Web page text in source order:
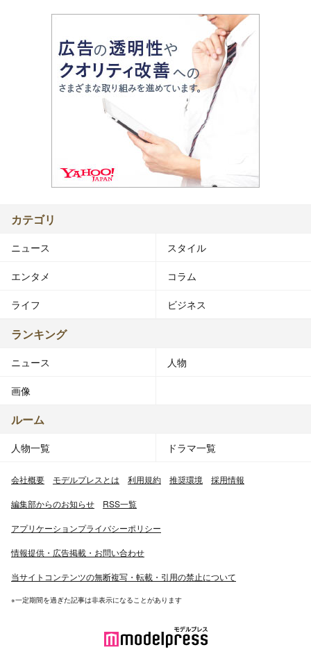
カテゴリ
ニュース スタイル
エンタメ コラム
ライフ ビジネス
ランキング
ニュース 人物
画像
ルーム
人物一覧 ドラマ一覧
会社概要 モデルプレスとは 利用規約 推奨環境 採用情報
編集部からのお知らせ RSS一覧
アプリケーションプライバシーポリシー
情報提供・広告掲載・お問い合わせ
当サイトコンテンツの無断複写・転載・引用の禁止について
※一定期間を過ぎた記事は非表示になることがあります